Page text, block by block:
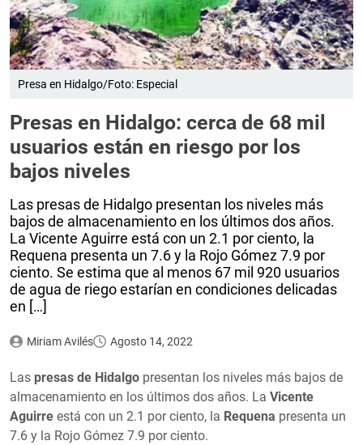
Presa en Hidalgo/Foto: Especial
Presas en Hidalgo: cerca de 68 mil
usuarios están en riesgo por los
bajos niveles
Las presas de Hidalgo presentan los niveles más
bajos de almacenamiento en los últimos dos años.
La Vicente Aguirre está con un 2.1 por ciento, la
Requena presenta un 7.6 y la Rojo Gómez 7.9 por
ciento. Se estima que al menos 67 mil 920 usuarios
de agua de riego estarían en condiciones delicadas
en […]
Miriam Avilés Agosto 14, 2022
Las presas de Hidalgo presentan los niveles más bajos de
almacenamiento en los últimos dos años. La Vicente
Aguirre está con un 2.1 por ciento, la Requena presenta un
7.6 y la Rojo Gómez 7.9 por ciento.